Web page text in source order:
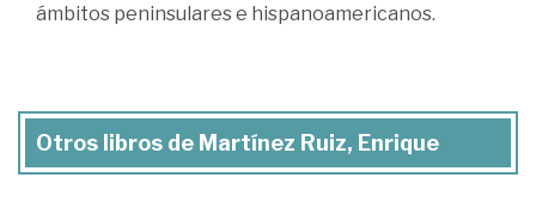
ámbitos peninsulares e hispanoamericanos.
Otros libros de Martínez Ruiz, Enrique